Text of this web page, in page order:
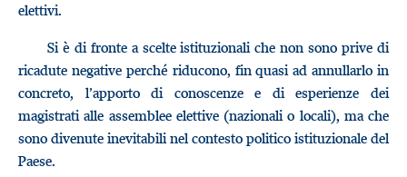
elettivi.
Si è di fronte a scelte istituzionali che non sono prive di
ricadute negative perché riducono, fin quasi ad annullarlo in
concreto, l’apporto di conoscenze e di esperienze dei
magistrati alle assemblee elettive (nazionali o locali), ma che
sono divenute inevitabili nel contesto politico istituzionale del
Paese.